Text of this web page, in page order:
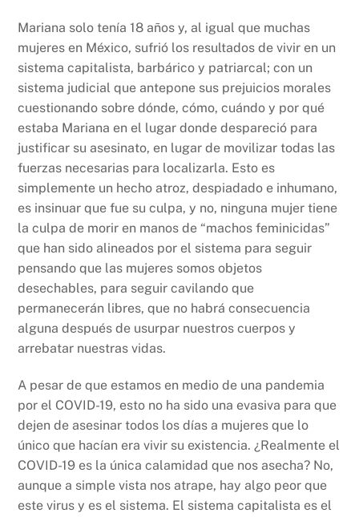
Mariana solo tenía 18 años y, al igual que muchas
mujeres en México, sufrió los resultados de vivir en un
sistema capitalista, barbárico y patriarcal; con un
sistema judicial que antepone sus prejuicios morales
cuestionando sobre dónde, cómo, cuándo y por qué
estaba Mariana en el lugar donde despareció para
justificar su asesinato, en lugar de movilizar todas las
fuerzas necesarias para localizarla. Esto es
simplemente un hecho atroz, despiadado e inhumano,
es insinuar que fue su culpa, y no, ninguna mujer tiene
la culpa de morir en manos de “machos feminicidas”
que han sido alineados por el sistema para seguir
pensando que las mujeres somos objetos
desechables, para seguir cavilando que
permanecerán libres, que no habrá consecuencia
alguna después de usurpar nuestros cuerpos y
arrebatar nuestras vidas.
A pesar de que estamos en medio de una pandemia
por el COVID-19, esto no ha sido una evasiva para que
dejen de asesinar todos los días a mujeres que lo
único que hacían era vivir su existencia. ¿Realmente el
COVID-19 es la única calamidad que nos asecha? No,
aunque a simple vista nos atrape, hay algo peor que
este virus y es el sistema. El sistema capitalista es el